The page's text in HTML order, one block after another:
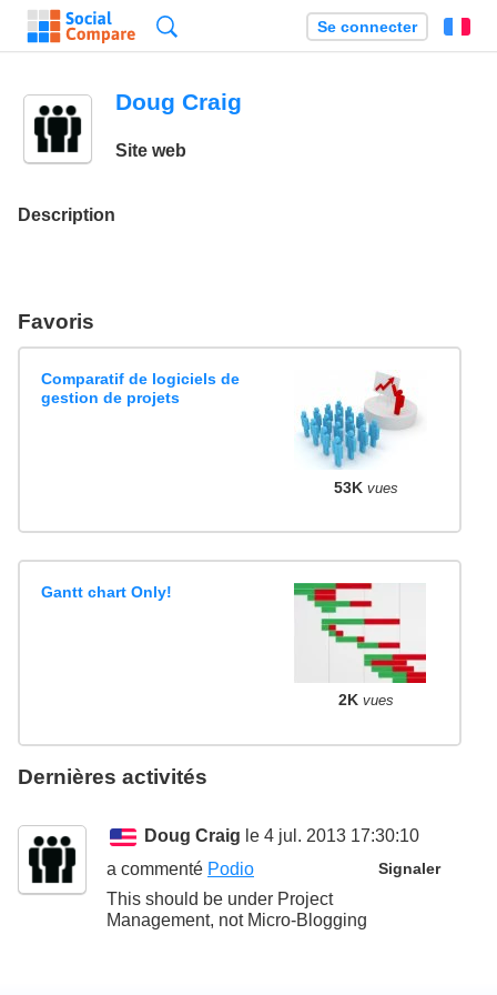
Se connecter
Doug Craig
Site web
Description
Favoris
Comparatif de logiciels de
gestion de projets
53K vues
Gantt chart Only!
2K vues
Dernières activités
Doug Craig le 4 jul. 2013 17:30:10
Signaler
a commenté Podio
This should be under Project
Management, not Micro-Blogging